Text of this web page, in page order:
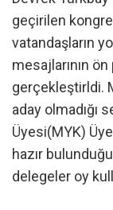
geçirilen
vatandaşların
mesajlarının
gerçekleştirldi.
aday olmadığı
Üyesi(MYK)
hazır
delegeler oy